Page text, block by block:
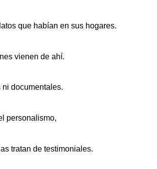
que habían en sus hogares.
vienen de ahí.
ni documentales.
personalismo,
tratan de testimoniales.